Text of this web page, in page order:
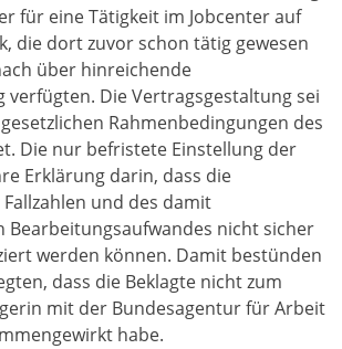
für eine Tätigkeit im Jobcenter auf
die dort zuvor schon tätig gewesen
über hinreichende
verfügten. Die Vertragsgestaltung sei
Rahmenbedingungen des
Die nur befristete Einstellung der
Erklärung darin, dass die
und des damit
Bearbeitungsaufwandes nicht sicher
werden können. Damit bestünden
dass die Beklagte nicht zum
mit der Bundesagentur für Arbeit
habe.